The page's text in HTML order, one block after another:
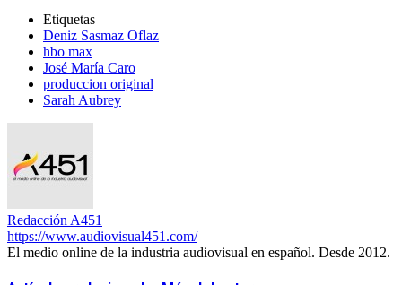
Etiquetas
Deniz Sasmaz Oflaz
hbo max
José María Caro
produccion original
Sarah Aubrey
Redacción A451
https://www.audiovisual451.com/
El medio online de la industria audiovisual en español. Desde 2012.